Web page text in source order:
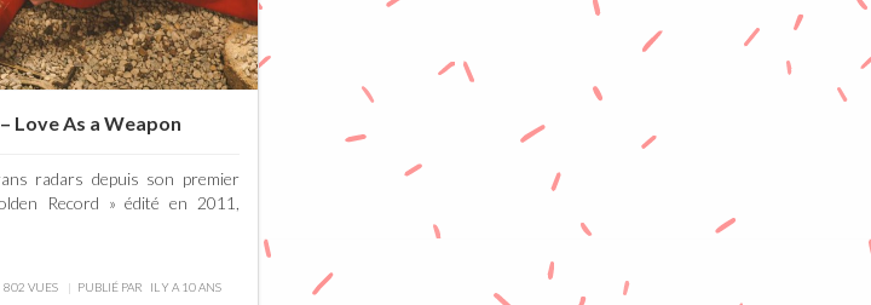
Love As a Weapon
radars depuis son premier
Record » édité en 2011,
802 VUES PUBLIÉ PAR IL Y A 10 ANS